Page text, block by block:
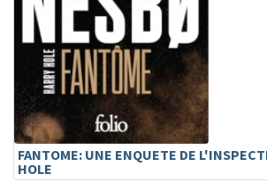
FANTOME: UNE ENQUETE DE
HOLE